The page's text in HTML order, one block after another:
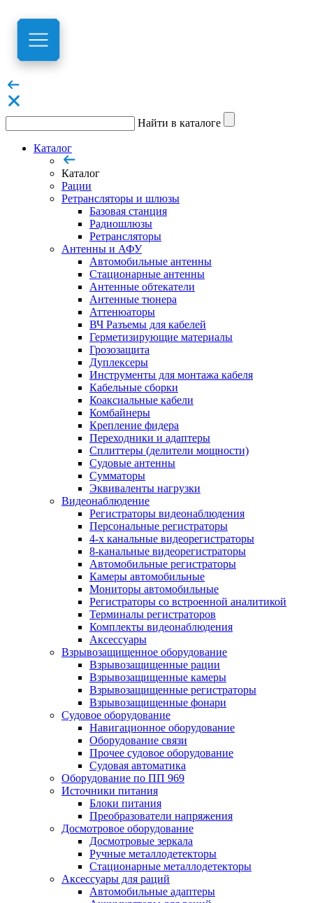
Найти в каталоге
Каталог
Каталог
Рации
Ретрансляторы и шлюзы
Базовая станция
Радиошлюзы
Ретрансляторы
Антенны и АФУ
Автомобильные антенны
Стационарные антенны
Антенные обтекатели
Антенные тюнера
Аттенюаторы
ВЧ Разъемы для кабелей
Герметизирующие материалы
Грозозащита
Дуплексеры
Инструменты для монтажа кабеля
Кабельные сборки
Коаксиальные кабели
Комбайнеры
Крепление фидера
Переходники и адаптеры
Сплиттеры (делители мощности)
Судовые антенны
Сумматоры
Эквиваленты нагрузки
Видеонаблюдение
Регистраторы видеонаблюдения
Персональные регистраторы
4-х канальные видеорегистраторы
8-канальные видеорегистраторы
Автомобильные регистраторы
Камеры автомобильные
Мониторы автомобильные
Регистраторы со встроенной аналитикой
Терминалы регистраторов
Комплекты видеонаблюдения
Аксессуары
Взрывозащищенное оборудование
Взрывозащищенные рации
Взрывозащищенные камеры
Взрывозащищенные регистраторы
Взрывозащищенные фонари
Судовое оборудование
Навигационное оборудование
Оборудование связи
Прочее судовое оборудование
Судовая автоматика
Оборудование по ПП 969
Источники питания
Блоки питания
Преобразователи напряжения
Досмотровое оборудование
Досмотровые зеркала
Ручные металлодетекторы
Стационарные металлодетекторы
Аксессуары для раций
Автомобильные адаптеры